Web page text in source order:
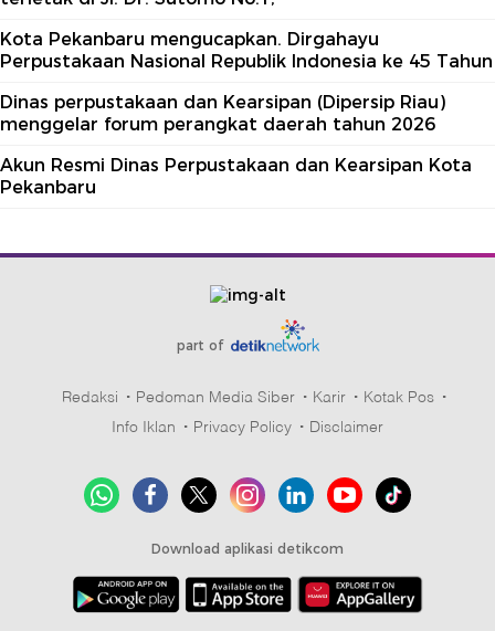
Kota Pekanbaru mengucapkan. Dirgahayu
Perpustakaan Nasional Republik Indonesia ke 45 Tahun
Dinas perpustakaan dan Kearsipan (Dipersip Riau)
menggelar forum perangkat daerah tahun 2026
Akun Resmi Dinas Perpustakaan dan Kearsipan Kota
Pekanbaru
part of
Redaksi Pedoman Media Siber Karir
Kotak Pos
Info Iklan
Privacy Policy Disclaimer
Download aplikasi detikcom